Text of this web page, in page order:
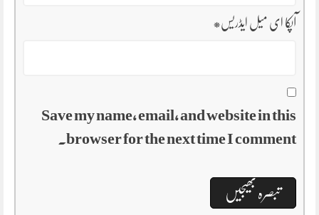
آپکا ای میل ایڈریس*
Save my name, email, and website in this
browser for the next time I comment.